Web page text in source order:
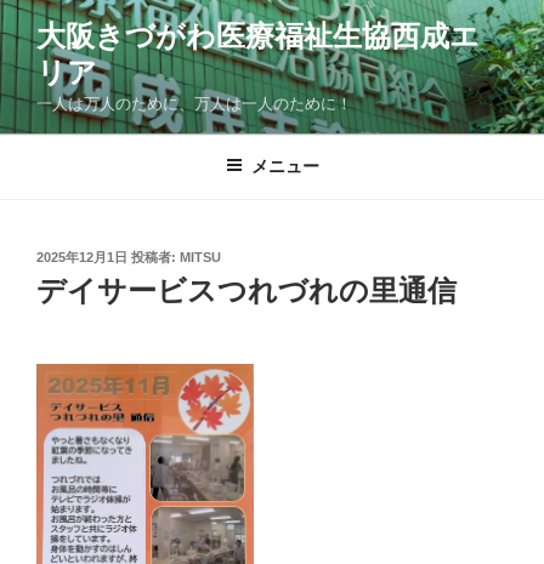
コ
ン
テ
ン
ツ
大阪きづがわ医療福祉生協西成エ
リア
一人は万人のために、万人は一人のために！
メニュー
投
稿
日:
2025年12月1日 投稿者: MITSU
デイサービスつれづれの里通信